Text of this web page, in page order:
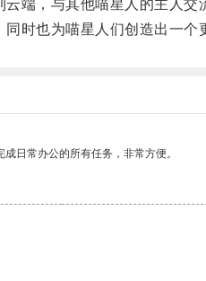
，与其他喵星人的主人交
也为喵星人们创造出一个
日常办公的所有任务，非常方便。